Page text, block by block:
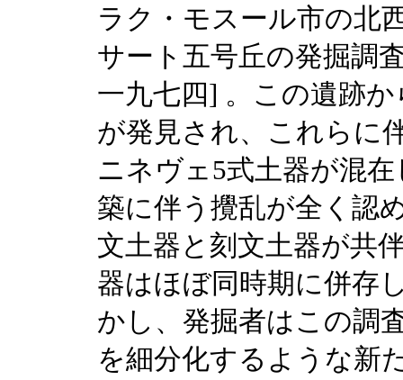
ラク・モスール市の北
サート五号丘の発掘調
一九七四] 。この遺跡
が発見され、これらに
ニネヴェ5式土器が混
築に伴う攪乱が全く認
文土器と刻文土器が共
器はほぼ同時期に併存
かし、発掘者はこの調
を細分化するような新